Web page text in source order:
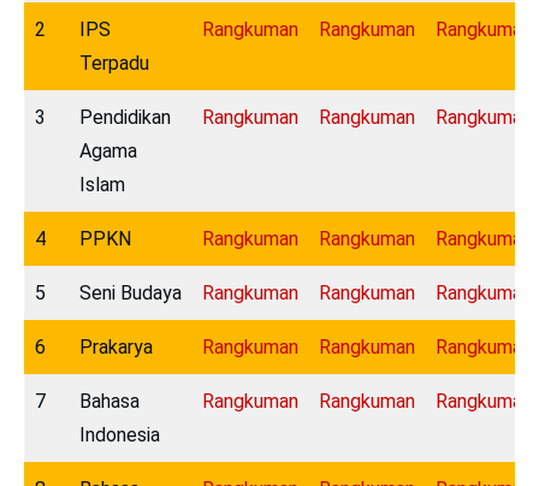
2
IPS
Terpadu
Rangkuman Rangkuman Rangkuman
3
Pendidikan
Agama
Islam
Rangkuman Rangkuman Rangkuman
4 PPKN Rangkuman Rangkuman Rangkuman
5 Seni Budaya Rangkuman Rangkuman Rangkuman
6 Prakarya Rangkuman Rangkuman Rangkuman
7
Bahasa
Indonesia
Rangkuman Rangkuman Rangkuman